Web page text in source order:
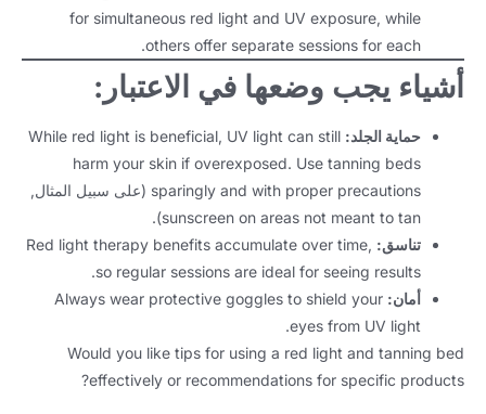
for simultaneous red light and UV exposure ,while
others offer separate sessions for each
.
أشياء يجب وضعها في الاعتبار:
حماية الجلد: While red light is beneficial ,UV light can still
harm your skin if overexposed .Use tanning beds
sparingly and with proper precautions(على سبيل المثال,
sunscreen on areas not meant to tan
).
تناسق:
Red light therapy benefits accumulate over time
so regular sessions are ideal for seeing results
.
أمان: Always wear protective goggles to shield your
eyes from UV light
.
Would you like tips for using a red light and tanning bed
effectively or recommendations for specific products
?